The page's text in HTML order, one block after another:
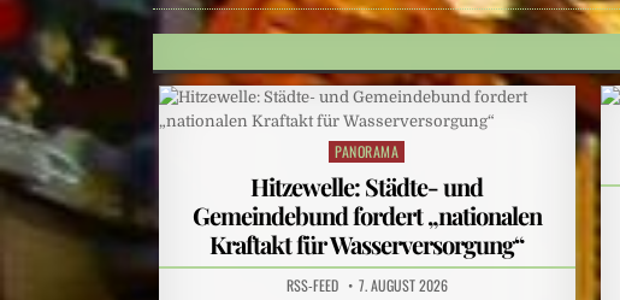
Posted
in
PANORAMA
Hitzewelle: Städte- und
Gemeindebund fordert „nationalen
Kraftakt für Wasserversorgung“
RSS-FEED 7. AUGUST 2026